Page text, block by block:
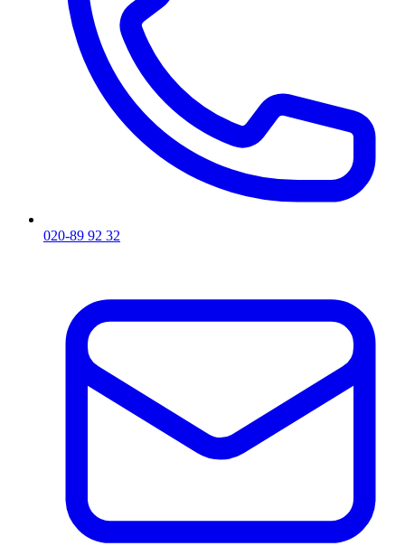
020-89 92 32